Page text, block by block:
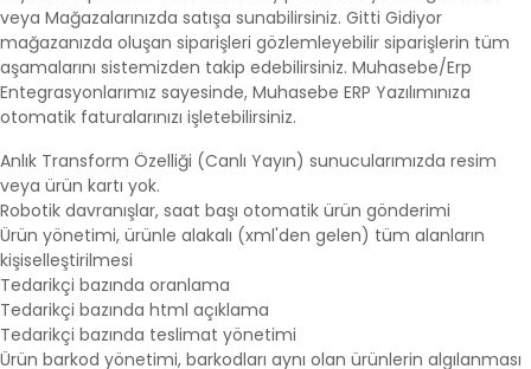
veya Mağazalarınızda satışa sunabilirsiniz. Gitti Gidiyor
mağazanızda oluşan siparişleri gözlemleyebilir siparişlerin tüm
aşamalarını sistemizden takip edebilirsiniz. Muhasebe/Erp
Entegrasyonlarımız sayesinde, Muhasebe ERP Yazılımınıza
otomatik faturalarınızı işletebilirsiniz.
Anlık Transform Özelliği (Canlı Yayın) sunucularımızda resim
veya ürün kartı yok.
Robotik davranışlar, saat başı otomatik ürün gönderimi
Ürün yönetimi, ürünle alakalı (xml'den gelen) tüm alanların
kişiselleştirilmesi
Tedarikçi bazında oranlama
Tedarikçi bazında html açıklama
Tedarikçi bazında teslimat yönetimi
Ürün barkod yönetimi, barkodları aynı olan ürünlerin algılanması